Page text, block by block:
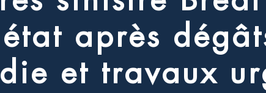
état après dégât
die et travaux ur